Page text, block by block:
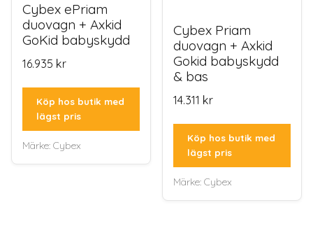
Cybex ePriam
duovagn + Axkid
GoKid babyskydd
16.935 kr
Köp hos butik med
lägst pris
Märke: Cybex
Cybex Priam
duovagn + Axkid
Gokid babyskydd
& bas
14.311 kr
Köp hos butik med
lägst pris
Märke:Cybex